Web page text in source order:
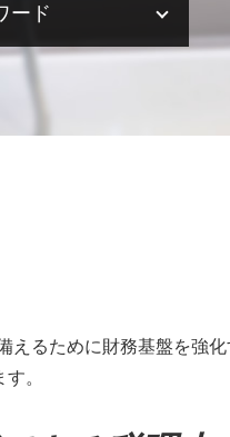
ード
市
姫路市
えるために財務基盤を強化
。